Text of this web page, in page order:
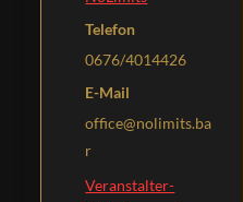
Telefon
0676/4014426
E-Mail
office@nolimits.ba
r
Veranstalter-